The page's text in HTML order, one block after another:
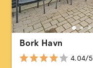
Bork Havn
4.04/5